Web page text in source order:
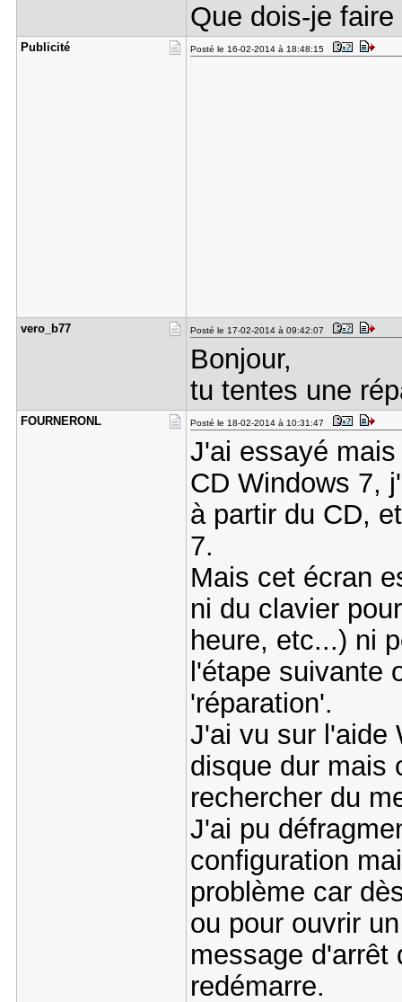
Que dois-je faire
Publicité Posté le 16-02-2014 à 18:48:15
vero_b77 Posté le 17-02-2014 à 09:42:07
Bonjour,
tu tentes une
FOURNERONL Posté le 18-02-2014 à 10:31:47
J'ai essayé
CD Windows 7,
à partir du CD,
7.
Mais cet écran
ni du clavier
heure, etc...) ni
l'étape suivante
'réparation'.
J'ai vu sur l'aide
disque dur mais
rechercher du
J'ai pu
configuration
problème car
ou pour ouvrir
message d'arrêt
redémarre.